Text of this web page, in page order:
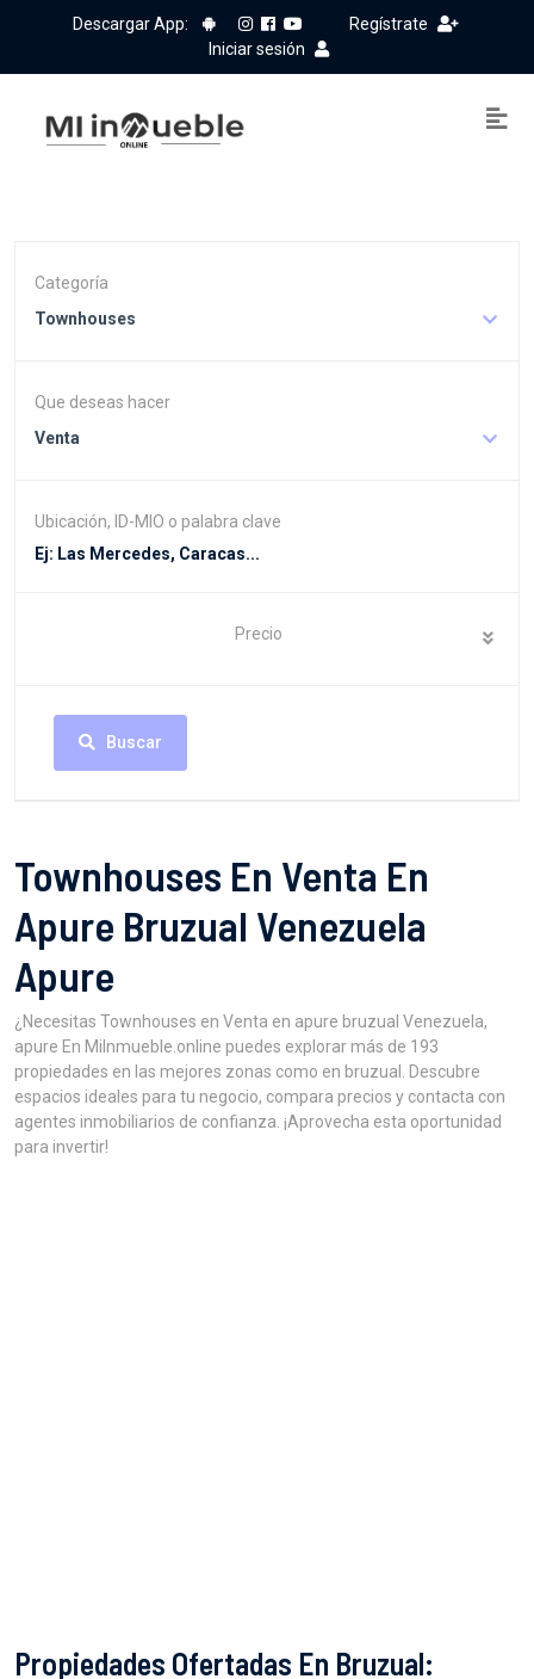
Descargar App:
Regístrate
Iniciar sesión
Categoría
Townhouses
Que deseas hacer
Venta
Ubicación, ID-MIO o palabra clave
Precio
Buscar
Townhouses En Venta En
Apure Bruzual Venezuela
Apure
¿Necesitas Townhouses en Venta en apure bruzual Venezuela,
apure En MiInmueble.online puedes explorar más de 193
propiedades en las mejores zonas como en bruzual. Descubre
espacios ideales para tu negocio, compara precios y contacta con
agentes inmobiliarios de confianza. ¡Aprovecha esta oportunidad
para invertir!
Propiedades Ofertadas En Bruzual: